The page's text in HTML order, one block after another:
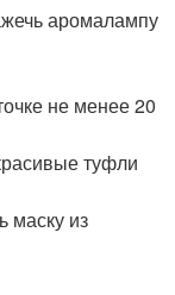
аромалампу
не менее 20
туфли
маску из